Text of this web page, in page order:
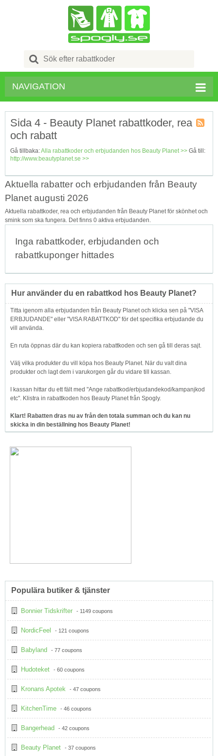
Search
for:
NAVIGATION
Sida 4 - Beauty Planet rabattkoder, rea
och rabatt
Gå tillbaka:Alla rabattkoder och erbjudanden hos Beauty Planet >> Gå till:
http://www.beautyplanet.se >>
Aktuella rabatter och erbjudanden från Beauty
Planet augusti 2026
Aktuella rabattkoder, rea och erbjudanden från Beauty Planet för skönhet och
smink som ska fungera. Det finns 0 aktiva erbjudanden.
Inga rabattkoder, erbjudanden och
rabattkuponger hittades
Hur använder du en rabattkod hos Beauty Planet?
Titta igenom alla erbjudanden från Beauty Planet och klicka sen på "VISA
ERBJUDANDE" eller "VISA RABATTKOD" för det specifika erbjudande du
vill använda.
En ruta öppnas där du kan kopiera rabattkoden och sen gå till deras sajt.
Välj vilka produkter du vill köpa hos Beauty Planet. När du valt dina
produkter och lagt dem i varukorgen går du vidare till kassan.
I kassan hittar du ett fält med "Ange rabattkod/erbjudandekod/kampanjkod
etc". Klistra in rabattkoden hos Beauty Planet från Spogly.
Klart! Rabatten dras nu av från den totala summan och du kan nu
skicka in din beställning hos Beauty Planet!
Populära butiker & tjänster
Bonnier Tidskrifter - 1149 coupons
NordicFeel - 121 coupons
Babyland - 77 coupons
Hudoteket - 60 coupons
Kronans Apotek - 47 coupons
KitchenTime - 46 coupons
Bangerhead - 42 coupons
Beauty Planet - 37 coupons